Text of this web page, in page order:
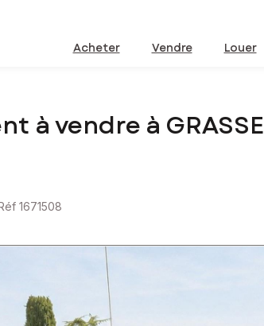
Acheter Vendre Louer
à vendre à
1671508